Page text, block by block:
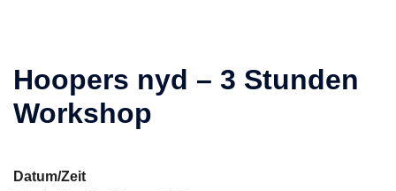
Hoopers nyd – 3 Stunden
Workshop
Datum/Zeit